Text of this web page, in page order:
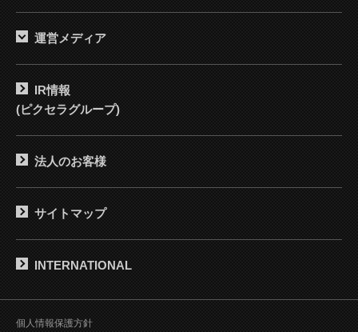
運営メディア
IR情報
(ピクセラグループ)
法人のお客様
サイトマップ
INTERNATIONAL
個人情報保護方針